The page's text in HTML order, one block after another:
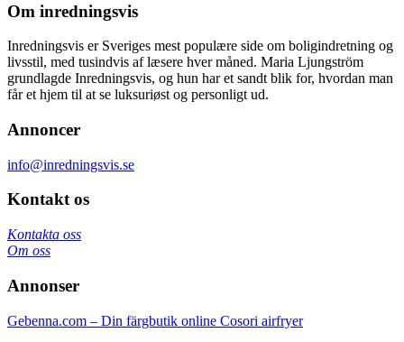
Om inredningsvis
Inredningsvis er Sveriges mest populære side om boligindretning og
livsstil, med tusindvis af læsere hver måned. Maria Ljungström
grundlagde Inredningsvis, og hun har et sandt blik for, hvordan man
får et hjem til at se luksuriøst og personligt ud.
Annoncer
info@inredningsvis.se
Kontakt os
Kontakta oss
Om oss
Annonser
Gebenna.com – Din färgbutik online Cosori airfryer